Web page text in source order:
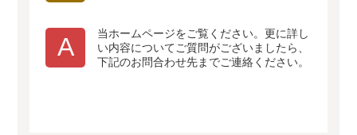
A
当ホームページをご覧ください。更に詳し
い内容についてご質問がございましたら、
下記のお問合わせ先までご連絡ください。